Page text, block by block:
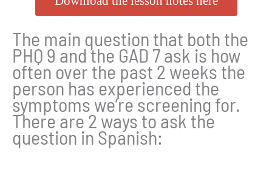
The main question that both the
PHQ 9 and the GAD 7 ask is how
often over the past 2 weeks the
person has experienced the
symptoms we’re screening for.
There are 2 ways to ask the
question in Spanish: